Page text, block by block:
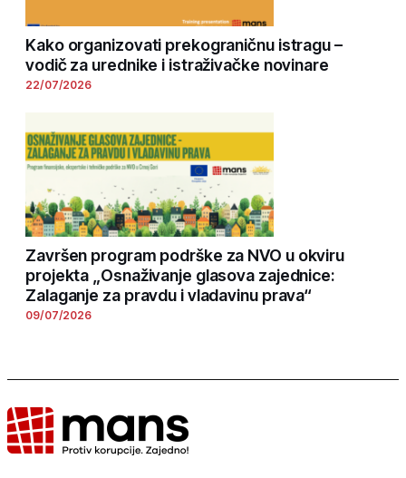
Kako organizovati prekograničnu istragu –
vodič za urednike i istraživačke novinare
22/07/2026
Završen program podrške za NVO u okviru
projekta „Osnaživanje glasova zajednice:
Zalaganje za pravdu i vladavinu prava“
09/07/2026